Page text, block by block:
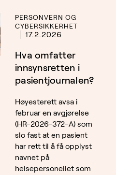
PERSONVERN OG
CYBERSIKKERHET
17.2.2026
Hva omfatter
innsynsretten i
pasientjournalen?
Høyesterett avsa i
februar en avgjørelse
(HR-2026-372-A) som
slo fast at en pasient
har rett til å få opplyst
navnet på
helsepersonellet som